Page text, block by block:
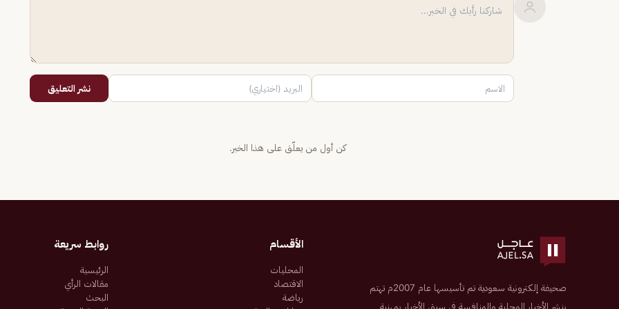
نشر التعليق
كن أول من يعلّق على هذا الخبر.
صحيفة إلكترونية سعودية تم تأسيسها عام 2007م تهتم
بنشر الأخبار المحلية والمنافسة في سبق الأخبار بمهنية
الأقسام
المحليات
الاقتصاد
رياضة
روابط سريعة
الرئيسية
مقالات الرأي
البحث